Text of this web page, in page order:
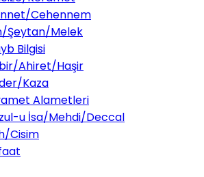
Cehennem
Şeytan/Melek
Bilgisi
Ahiret/Haşir
Kaza
Alametleri
u İsa/Mehdi/Deccal
Cisim